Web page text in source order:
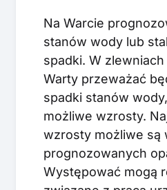
Na Warcie
stanów wody lub
spadki. W zlewniach
Warty przeważać
spadki stanów
możliwe wzrosty.
wzrosty możliwe są
prognozowanych
Występować mogą